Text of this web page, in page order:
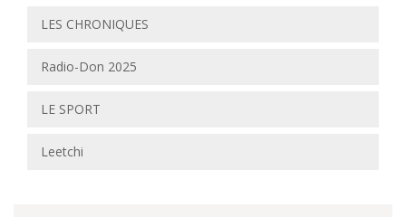
LES CHRONIQUES
Radio-Don 2025
LE SPORT
Leetchi